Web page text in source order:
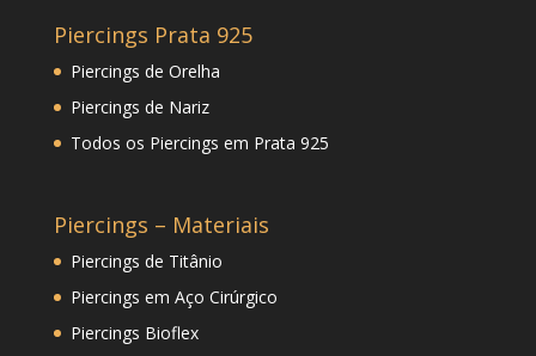
Piercings Prata 925
Piercings de Orelha
Piercings de Nariz
Todos os Piercings em Prata 925
Piercings – Materiais
Piercings de Titânio
Piercings em Aço Cirúrgico
Piercings Bioflex